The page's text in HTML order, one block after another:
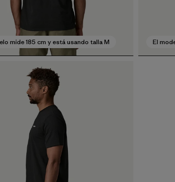
mide 185 cm y está usando talla M El